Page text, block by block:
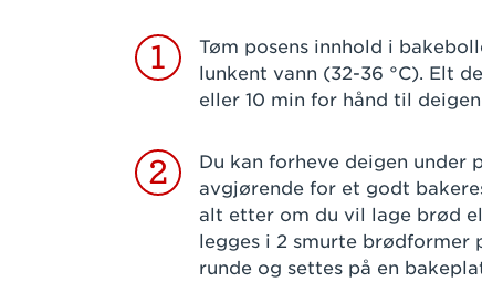
1
Tøm posens innhold i
lunkent vann (32-36 °C). Elt
eller 10 min for hånd til
2
Du kan forheve deigen under
avgjørende for et godt
alt etter om du vil lage brød
legges i 2 smurte brødformer
runde og settes på en